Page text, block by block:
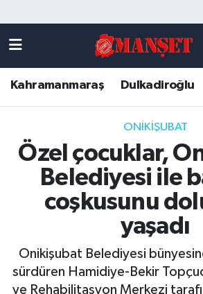
Kahramanmaraş Dulkadiroğlu
ONİKİŞUBAT
Özel çocuklar,
Belediyesi ile
coşkusunu
yaşadı
Onikişubat Belediyesi
sürdüren Hamidiye-Bekir
ve Rehabilitasyon Merkezi
DULKADİROĞLU
KAHRAMANMARAŞ
ONİKİŞUBAT
ÖZEL HABER
Kahramanmaraş Nöbetçi
Kahramanmaraş Hava Durumu
Kahramanmaraş Trafik
Süper Lig Puan Durumu ve
Tüm Manşetler
Son Dakika Haberleri
Haber Arşivi